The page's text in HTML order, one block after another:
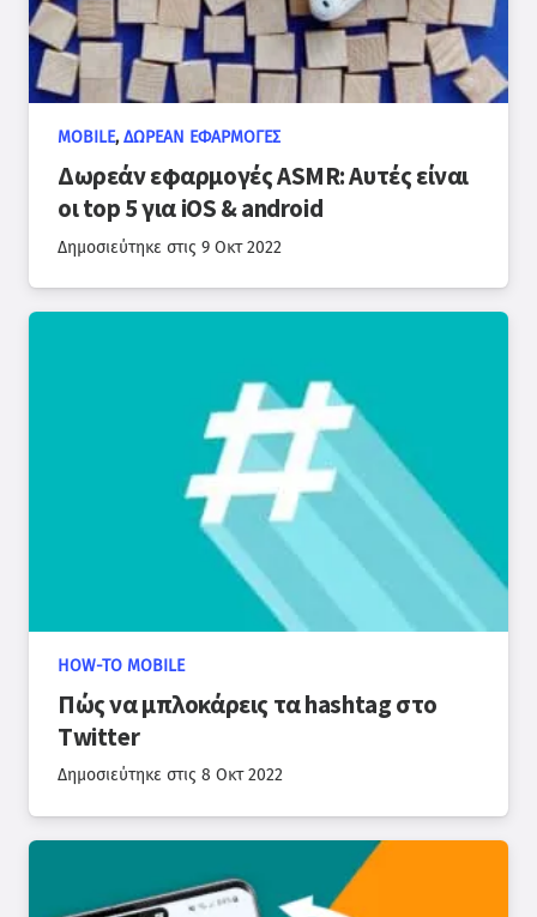
MOBILE,ΔΩΡΕΆΝ ΕΦΑΡΜΟΓΈΣ
Δωρεάν εφαρμογές ASMR: Αυτές είναι
οι top 5 για iOS & android
Δημοσιεύτηκε στις 9 Οκτ 2022
HOW-TO MOBILE
Πώς να μπλοκάρεις τα hashtag στο
Twitter
Δημοσιεύτηκε στις 8 Οκτ 2022